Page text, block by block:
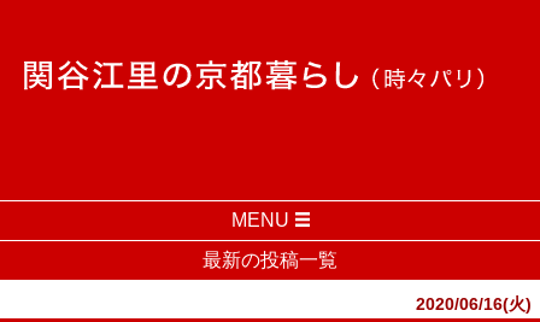
MENU
最新の投稿一覧
2020/06/16(火)